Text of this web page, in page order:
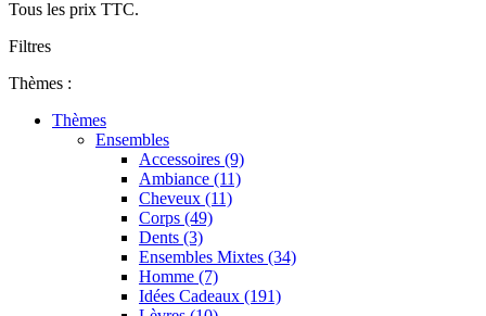
Tous les prix TTC.
Filtres
Thèmes :
Thèmes
Ensembles
Accessoires (9)
Ambiance (11)
Cheveux (11)
Corps (49)
Dents (3)
Ensembles Mixtes (34)
Homme (7)
Idées Cadeaux (191)